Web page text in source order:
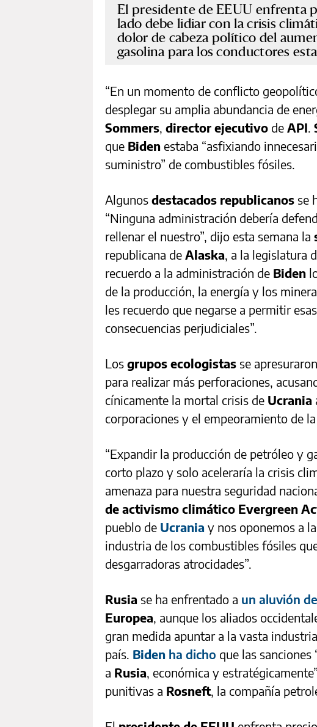
El presidente de EEUU enfrenta
lado debe lidiar con la crisis
dolor de cabeza político del
gasolina para los conductores
“En un momento de conflicto
desplegar su amplia abundancia de
Sommers, director ejecutivo de API.
que Biden estaba “asfixiando
suministro” de combustibles fósiles.
Algunos destacados republicanos se
“Ninguna administración debería
rellenar el nuestro”, dijo esta semana la
republicana de Alaska, a la legislatura
recuerdo a la administración de Biden
de la producción, la energía y los
les recuerdo que negarse a permitir
consecuencias perjudiciales”.
Los grupos ecologistas se
para realizar más perforaciones,
cínicamente la mortal crisis de Ucrania
corporaciones y el empeoramiento de
“Expandir la producción de petróleo y
corto plazo y solo aceleraría la crisis
amenaza para nuestra seguridad
de activismo climático Evergreen
pueblo de Ucrania y nos oponemos a
industria de los combustibles fósiles
desgarradoras atrocidades”.
Rusia se ha enfrentado a un aluvión
Europea, aunque los aliados
gran medida apuntar a la vasta
país. Biden ha dicho que las
a Rusia, económica y
punitivas a Rosneft, la compañía